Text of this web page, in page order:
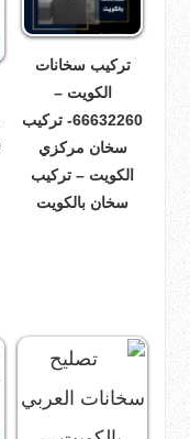
تركيب سخانات
الكويت –
66632260- تركيب
سخان مركزي
الكويت – تركيب
سخان بالكويت